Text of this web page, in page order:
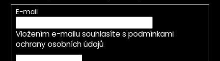
E-mail
Vložením e-mailu souhlasíte s podmínkami
ochrany osobních údajů